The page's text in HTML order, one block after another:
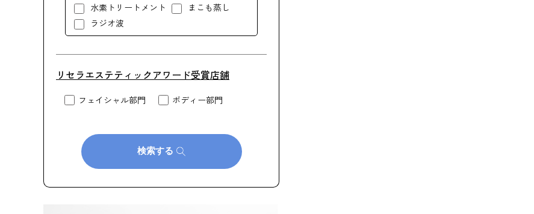
水素トリートメント
まこも蒸し
ラジオ波
リセラエステティックアワード受賞店舗
フェイシャル部門 ボディー部門
検索する